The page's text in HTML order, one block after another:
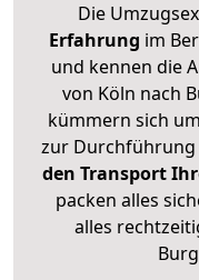
Die
Erfahrung im
und kennen die
von Köln nach
kümmern sich
zur Durchführung
den Transport
packen alles
alles